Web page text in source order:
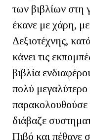
των βιβλίων στη
έκανε με χάρη,
Δεξιοτέχνης,
κάνει τις
βιβλία
πολύ μεγαλύτερο
παρακολουθούσε
διάβαζε
Πιβό και πέθανε